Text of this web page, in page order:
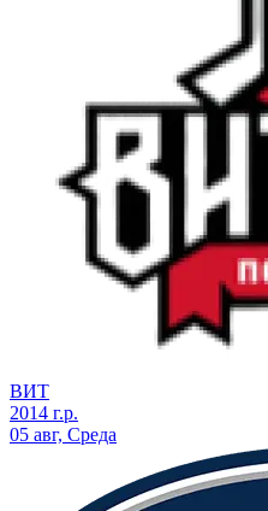
ВИТ
2014 г.р.
05 авг, Среда